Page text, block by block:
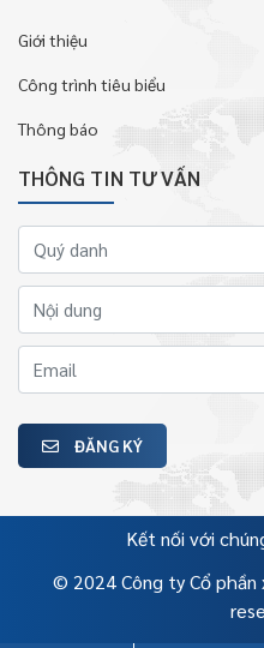
Giới thiệu
Công trình tiêu biểu
Thông báo
THÔNG TIN TƯ VẤN
ĐĂNG KÝ
© 2024 Công ty Cổ phần
Kết nối với